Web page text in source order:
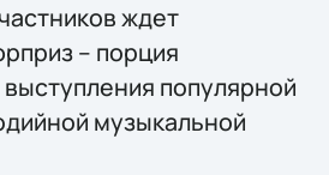
ждет
– порция
популяpной
музыкальной